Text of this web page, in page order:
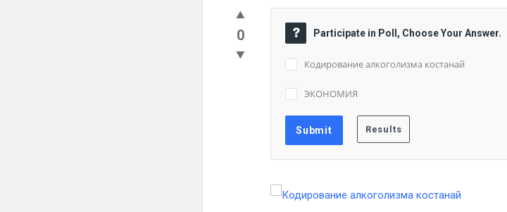
0 Participate in Poll, Choose Your Answer.
Кодирование алкоголизма костанай
ЭКОНОМИЯ